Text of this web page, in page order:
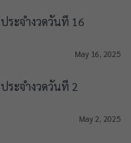
ระจำงวดวันที่ 16
May 16, 2025
ระจำงวดวันที่ 2
May 2, 2025